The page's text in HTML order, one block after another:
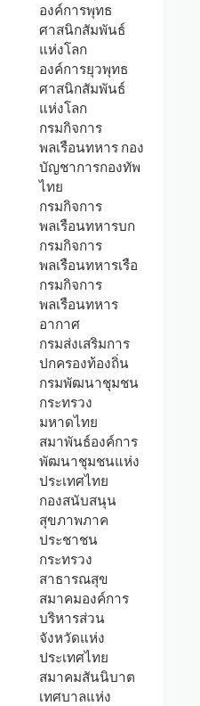
องค์การพุทธ
ศาสนิกสัมพันธ์
แห่งโลก
องค์การยุวพุทธ
ศาสนิกสัมพันธ์
แห่งโลก
กรมกิจการ
พลเรือนทหาร กอง
บัญชาการกองทัพ
ไทย
กรมกิจการ
พลเรือนทหารบก
กรมกิจการ
พลเรือนทหารเรือ
กรมกิจการ
พลเรือนทหาร
อากาศ
กรมส่งเสริมการ
ปกครองท้องถิ่น
กรมพัฒนาชุมชน
กระทรวง
มหาดไทย
สมาพันธ์องค์การ
พัฒนาชุมชนแห่ง
ประเทศไทย
กองสนับสนุน
สุขภาพภาค
ประชาชน
กระทรวง
สาธารณสุข
สมาคมองค์การ
บริหารส่วน
จังหวัดแห่ง
ประเทศไทย
สมาคมสันนิบาต
เทศบาลแห่ง